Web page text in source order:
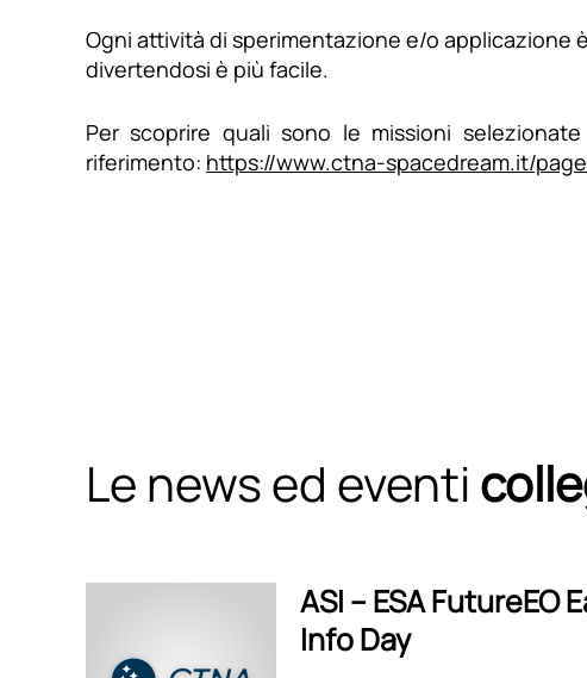
Ogni attività di sperimentazione e/o applicazione
divertendosi è più facile.
Per scoprire quali sono le missioni
riferimento: https://www.ctna-spacedream.it/
Le news ed eventi
ASI – ESA FutureEO
Info Day